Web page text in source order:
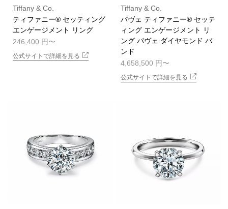
Tiffany & Co.
ティファニー® セッティング
エンゲージメント リング
246,400 円
公式サイトで詳細を見る
Tiffany & Co.
パヴェ ティファニー® セッテ
ィング エンゲージメント リ
ング パヴェ ダイヤモンド バ
ンド
4,658,500 円
公式サイトで詳細を見る